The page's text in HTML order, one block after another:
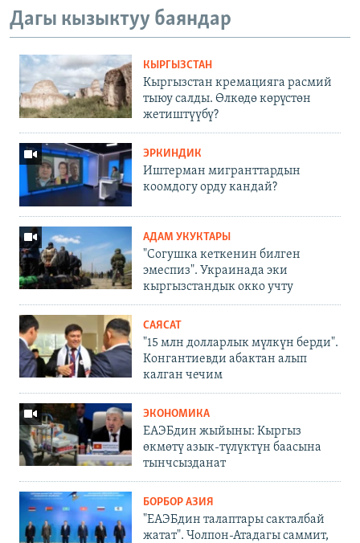
Дагы кызыктуу баяндар
КЫРГЫЗСТАН
Кыргызстан кремацияга расмий
тыюу салды. Өлкөдө көрүстөн
жетиштүүбү?
ЭРКИНДИК
Иштерман мигранттардын
коомдогу орду кандай?
АДАМ УКУКТАРЫ
"Согушка кеткенин билген
эмеспиз". Украинада эки
кыргызстандык окко учту
САЯСАТ
"15 млн долларлык мүлкүн берди".
Конгантиевди абактан алып
калган чечим
ЭКОНОМИКА
ЕАЭБдин жыйыны: Кыргыз
өкмөтү азык-түлүктүн баасына
тынчсызданат
БОРБОР АЗИЯ
"ЕАЭБдин талаптары сакталбай
жатат". Чолпон-Атадагы саммит,